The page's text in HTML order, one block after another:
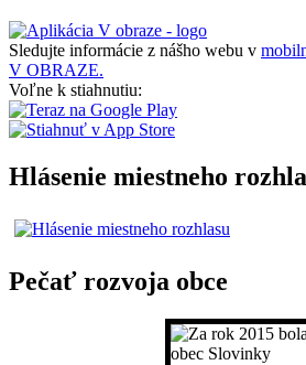
Sledujte informácie z nášho webu v
V OBRAZE.
Voľne k stiahnutiu:
Hlásenie miestneho
Pečať rozvoja obce